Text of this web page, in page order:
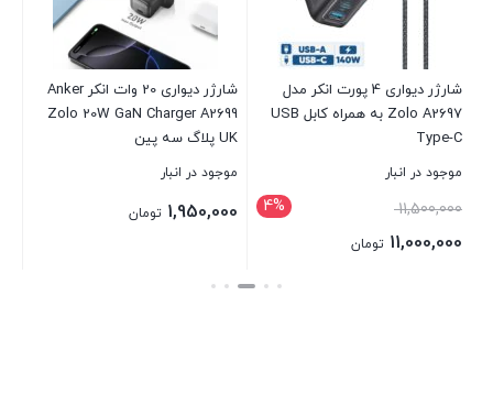
شارژر دیواری 4 پورت انکر مدل
Zolo A2697 به همراه کابل USB
Type-C
موجود در انبار
4% 11,500,000
11,000,000 تومان
شارژر دیواری 20 وات انکر Anker
Zolo 20W GaN Charger A2699
UK پلاگ سه پین
موجود در انبار
1,950,000 تومان
بستن